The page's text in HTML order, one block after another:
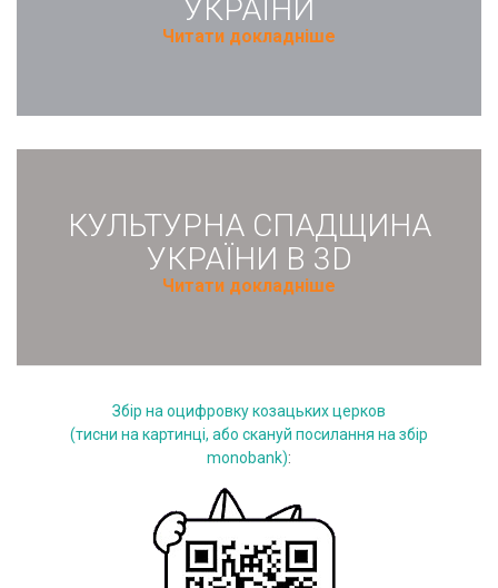
УКРАЇНИ
Читати докладніше
КУЛЬТУРНА СПАДЩИНА
УКРАЇНИ В 3D
Читати докладніше
Збір на оцифровку козацьких церков
(тисни на картинці, або скануй посилання на збір
monobank):